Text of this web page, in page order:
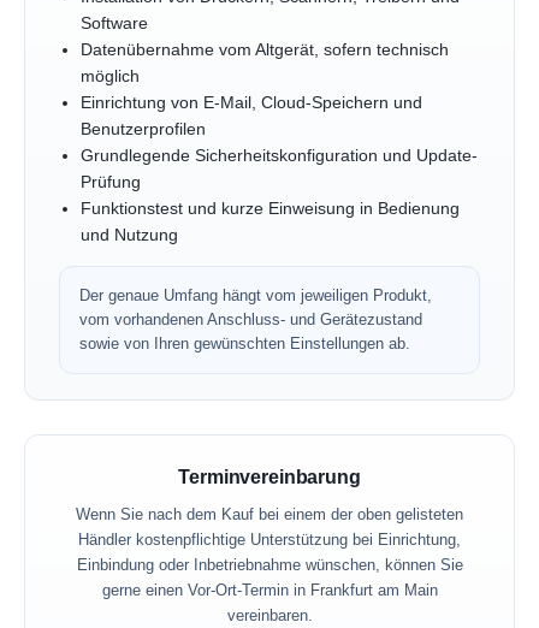
Software
Datenübernahme vom Altgerät, sofern technisch
möglich
Einrichtung von E-Mail, Cloud-Speichern und
Benutzerprofilen
Grundlegende Sicherheitskonfiguration und Update-
Prüfung
Funktionstest und kurze Einweisung in Bedienung
und Nutzung
Der genaue Umfang hängt vom jeweiligen Produkt,
vom vorhandenen Anschluss- und Gerätezustand
sowie von Ihren gewünschten Einstellungen ab.
Terminvereinbarung
Wenn Sie nach dem Kauf bei einem der oben gelisteten
Händler kostenpflichtige Unterstützung bei Einrichtung,
Einbindung oder Inbetriebnahme wünschen, können Sie
gerne einen Vor-Ort-Termin in Frankfurt am Main
vereinbaren.